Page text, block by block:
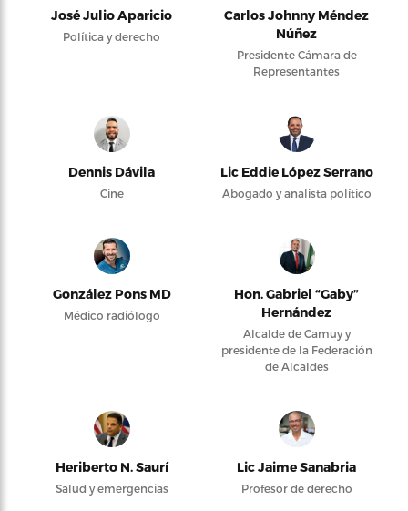
José Julio Aparicio
Política y derecho
Carlos Johnny Méndez
Núñez
Presidente Cámara de
Representantes
Dennis Dávila
Cine
Lic Eddie López Serrano
Abogado y analista político
González Pons MD
Médico radiólogo
Hon. Gabriel “Gaby”
Hernández
Alcalde de Camuy y
presidente de la Federación
de Alcaldes
Heriberto N. Saurí
Salud y emergencias
Lic Jaime Sanabria
Profesor de derecho